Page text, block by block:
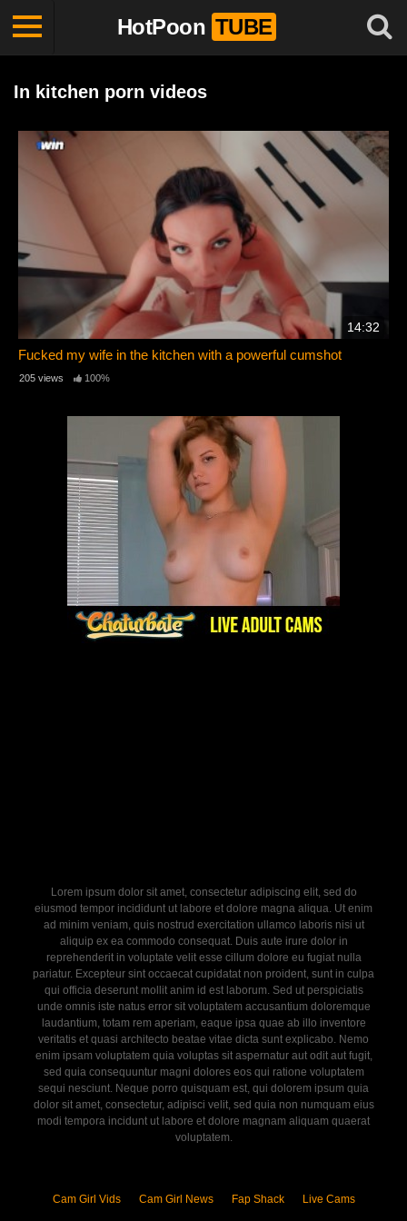
HotPoon TUBE
In kitchen porn videos
14:32
Fucked my wife in the kitchen with a powerful cumshot
205 views 100%
Lorem ipsum dolor sit amet, consectetur adipiscing elit, sed do
eiusmod tempor incididunt ut labore et dolore magna aliqua. Ut enim
ad minim veniam, quis nostrud exercitation ullamco laboris nisi ut
aliquip ex ea commodo consequat. Duis aute irure dolor in
reprehenderit in voluptate velit esse cillum dolore eu fugiat nulla
pariatur. Excepteur sint occaecat cupidatat non proident, sunt in culpa
qui officia deserunt mollit anim id est laborum. Sed ut perspiciatis
unde omnis iste natus error sit voluptatem accusantium doloremque
laudantium, totam rem aperiam, eaque ipsa quae ab illo inventore
veritatis et quasi architecto beatae vitae dicta sunt explicabo. Nemo
enim ipsam voluptatem quia voluptas sit aspernatur aut odit aut fugit,
sed quia consequuntur magni dolores eos qui ratione voluptatem
sequi nesciunt. Neque porro quisquam est, qui dolorem ipsum quia
dolor sit amet, consectetur, adipisci velit, sed quia non numquam eius
modi tempora incidunt ut labore et dolore magnam aliquam quaerat
voluptatem.
Cam Girl Vids Cam Girl News Fap Shack Live Cams